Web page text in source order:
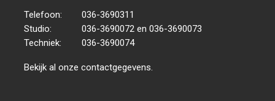
Telefoon:
036-3690311
Studio:
036-3690072 en 036-3690073
Techniek:
036-3690074
Bekijk al onzecontactgegevens